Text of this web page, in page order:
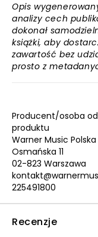
Opis
analizy cech
dokonał
książki, aby
zawartość bez
prosto z
Producent/osoba
produktu
Warner Music Polska
Osmańska 11
02-823 Warszawa
225491800
Recenzje